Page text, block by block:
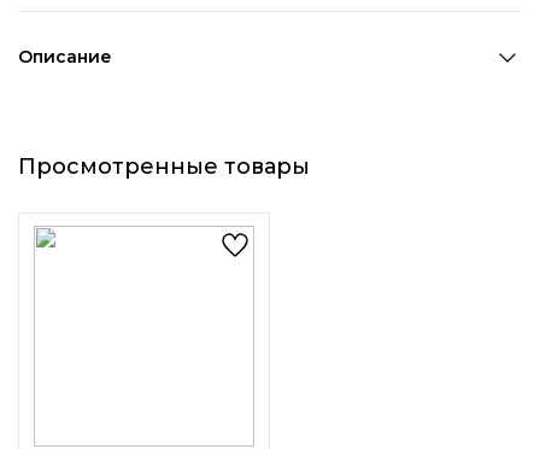
Описание
волос с мерцающей нитью —
белые, серебристые и
золотистые
Просмотренные товары